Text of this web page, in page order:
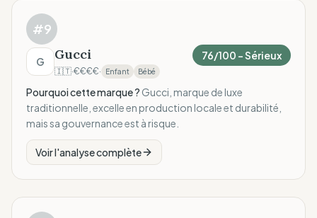
#9
G Gucci
🇮🇹·€€€€· Enfant Bébé
76/100 –Sérieux
Pourquoi cette marque ? Gucci, marque de luxe
traditionnelle, excelle en production locale et durabilité,
mais sa gouvernance est à risque.
Voir l'analyse complète